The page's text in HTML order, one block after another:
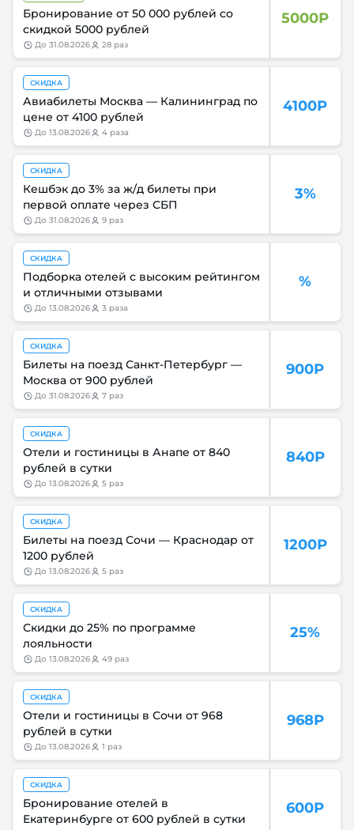
5000Р
Бронирование от 50 000 рублей со
скидкой 5000 рублей
до 31.08.2026 28 раз
4100Р
СКИДКА
Авиабилеты Москва — Калининград по
цене от 4100 рублей
до 13.08.2026 4 раза
3%
СКИДКА
Кешбэк до 3% за ж/д билеты при
первой оплате через СБП
до 31.08.2026 9 раз
%
СКИДКА
Подборка отелей с высоким рейтингом
и отличными отзывами
до 13.08.2026 3 раза
900Р
СКИДКА
Билеты на поезд Санкт-Петербург —
Москва от 900 рублей
до 31.08.2026 7 раз
840Р
СКИДКА
Отели и гостиницы в Анапе от 840
рублей в сутки
до 13.08.2026 5 раз
1200Р
СКИДКА
Билеты на поезд Сочи — Краснодар от
1200 рублей
до 13.08.2026 5 раз
25%
СКИДКА
Скидки до 25% по программе
лояльности
до 13.08.2026 49 раз
968Р
СКИДКА
Отели и гостиницы в Сочи от 968
рублей в сутки
до 13.08.2026 1 раз
600Р
СКИДКА
Бронирование отелей в
Екатеринбурге от 600 рублей в сутки